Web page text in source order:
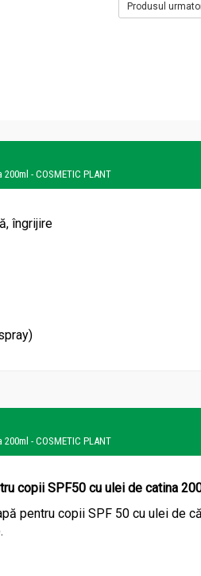
Produsul
- COSMETIC PLANT
îngrijire
- COSMETIC PLANT
copii SPF50 cu ulei de catina
pentru copii SPF 50 cu ulei